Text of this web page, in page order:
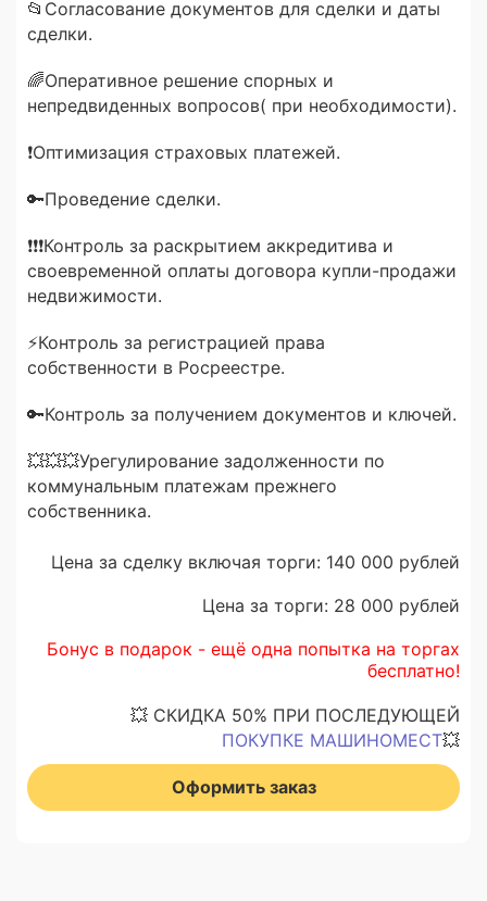
📂Согласование документов для сделки и даты
сделки.
🌈Оперативное решение спорных и
непредвиденных вопросов( при необходимости).
❗Оптимизация страховых платежей.
🔑Проведение сделки.
❗❗❗Контроль за раскрытием аккредитива и
своевременной оплаты договора купли-продажи
недвижимости.
⚡Контроль за регистрацией права
собственности в Росреестре.
🔑Контроль за получением документов и ключей.
💥💥💥Урегулирование задолженности по
коммунальным платежам прежнего
собственника.
Цена за сделку включая торги: 140 000 рублей
Цена за торги: 28 000 рублей
Бонус в подарок - ещё одна попытка на торгах
бесплатно!
💥 СКИДКА 50% ПРИ ПОСЛЕДУЮЩЕЙ
ПОКУПКЕ МАШИНОМЕСТ💥
Оформить заказ